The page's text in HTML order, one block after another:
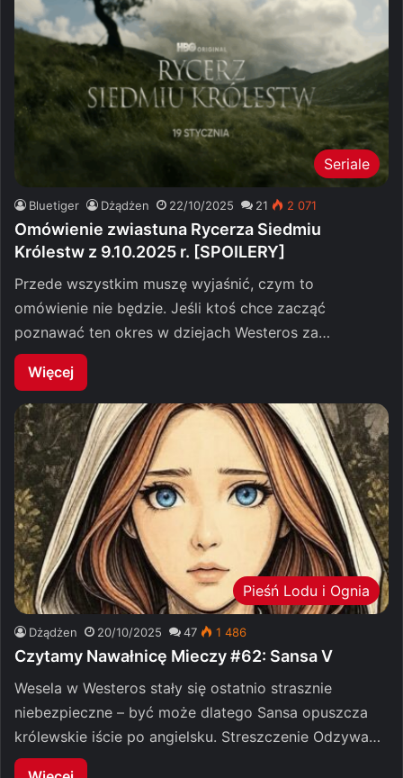
Seriale
Bluetiger Dżądżen 22/10/2025 21 2 071
Omówienie zwiastuna Rycerza Siedmiu
Królestw z 9.10.2025 r. [SPOILERY]
Przede wszystkim muszę wyjaśnić, czym to
omówienie nie będzie. Jeśli ktoś chce zacząć
poznawać ten okres w dziejach Westeros za…
Więcej
Pieśń Lodu i Ognia
Dżądżen 20/10/2025 47 1 486
Czytamy Nawałnicę Mieczy #62: Sansa V
Wesela w Westeros stały się ostatnio strasznie
niebezpieczne – być może dlatego Sansa opuszcza
królewskie iście po angielsku. Streszczenie Odzywa…